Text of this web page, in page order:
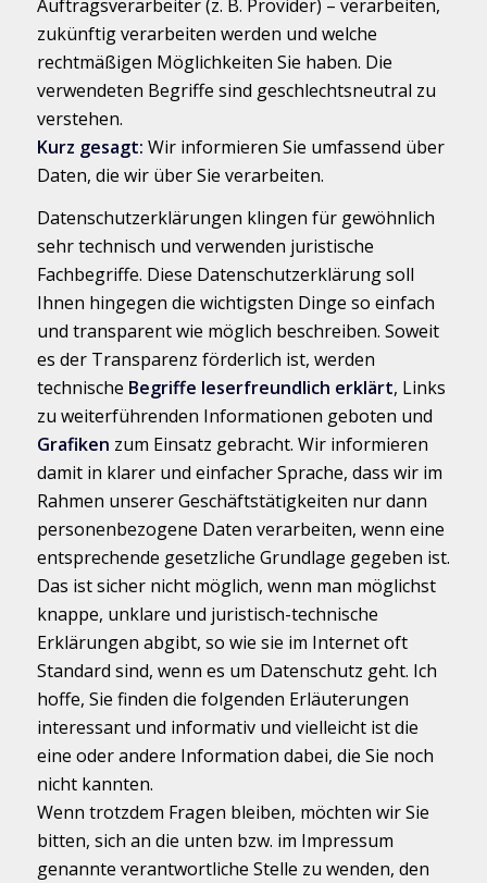
Auftragsverarbeiter (z. B. Provider) – verarbeiten,
zukünftig verarbeiten werden und welche
rechtmäßigen Möglichkeiten Sie haben. Die
verwendeten Begriffe sind geschlechtsneutral zu
verstehen.
Kurz gesagt: Wir informieren Sie umfassend über
Daten, die wir über Sie verarbeiten.
Datenschutzerklärungen klingen für gewöhnlich
sehr technisch und verwenden juristische
Fachbegriffe. Diese Datenschutzerklärung soll
Ihnen hingegen die wichtigsten Dinge so einfach
und transparent wie möglich beschreiben. Soweit
es der Transparenz förderlich ist, werden
technische Begriffe leserfreundlich erklärt, Links
zu weiterführenden Informationen geboten und
Grafiken zum Einsatz gebracht. Wir informieren
damit in klarer und einfacher Sprache, dass wir im
Rahmen unserer Geschäftstätigkeiten nur dann
personenbezogene Daten verarbeiten, wenn eine
entsprechende gesetzliche Grundlage gegeben ist.
Das ist sicher nicht möglich, wenn man möglichst
knappe, unklare und juristisch-technische
Erklärungen abgibt, so wie sie im Internet oft
Standard sind, wenn es um Datenschutz geht. Ich
hoffe, Sie finden die folgenden Erläuterungen
interessant und informativ und vielleicht ist die
eine oder andere Information dabei, die Sie noch
nicht kannten.
Wenn trotzdem Fragen bleiben, möchten wir Sie
bitten, sich an die unten bzw. im Impressum
genannte verantwortliche Stelle zu wenden, den